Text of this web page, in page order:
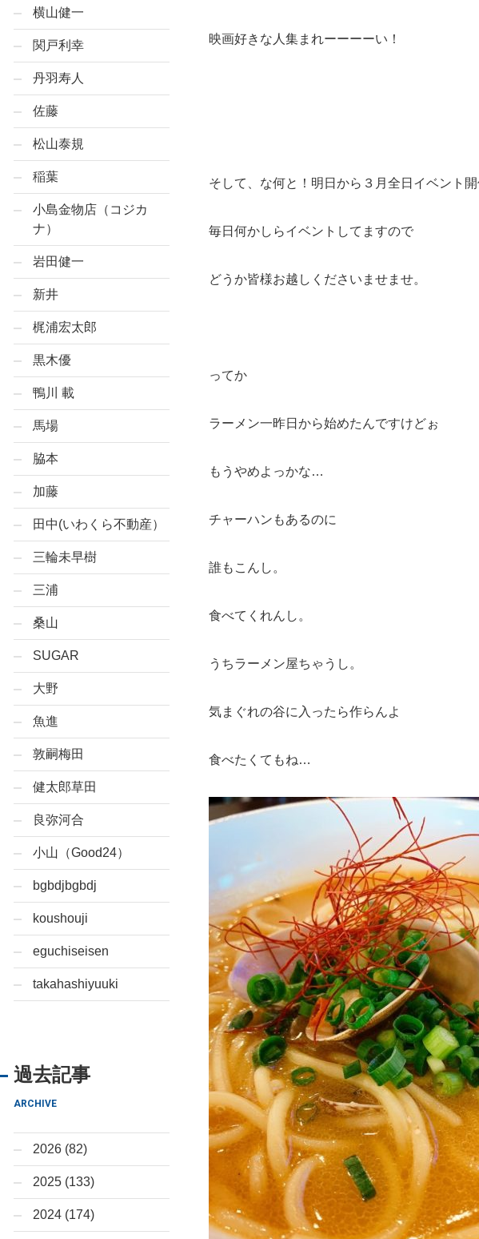
映画好きな人集まれーーーーい！
そして、な何と！明日から３月全日イベント
毎日何かしらイベントしてますので
どうか皆様お越しくださいませませ。
ってか
ラーメン一昨日から始めたんですけどぉ
もうやめよっかな…
チャーハンもあるのに
誰もこんし。
食べてくれんし。
うちラーメン屋ちゃうし。
気まぐれの谷に入ったら作らんよ
食べたくてもね…
横山健一
関戸利幸
丹羽寿人
佐藤
松山泰規
稲葉
小島金物店（コジカ
ナ）
岩田健一
新井
梶浦宏太郎
黒木優
鴨川 載
馬場
脇本
加藤
田中(いわくら不動産）
三輪未早樹
三浦
桑山
SUGAR
大野
魚進
敦嗣梅田
健太郎草田
良弥河合
小山（Good24）
bgbdjbgbdj
koushouji
eguchiseisen
takahashiyuuki
過去記事
ARCHIVE
2026 (82)
2025 (133)
2024 (174)